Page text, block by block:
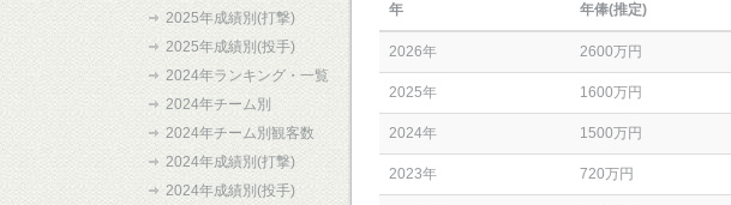
2025年成績別(打撃)
2025年成績別(投手)
2024年ランキング・一覧
2024年チーム別
2024年チーム別観客数
2024年成績別(打撃)
2024年成績別(投手)
年 年俸(推定)
2026年 2600万円
2025年 1600万円
2024年 1500万円
2023年 720万円